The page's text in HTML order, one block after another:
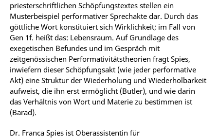
priesterschriftlichen Schöpfungstextes stellen ein
Musterbeispiel performativer Sprechakte dar. Durch das
göttliche Wort konstituiert sich Wirklichkeit; im Fall von
Gen 1f. heißt das: Lebensraum. Auf Grundlage des
exegetischen Befundes und im Gespräch mit
zeitgenössischen Performativitätstheorien fragt Spies,
inwiefern dieser Schöpfungsakt (wie jeder performative
Akt) eine Struktur der Wiederholung und Wiederholbarkeit
aufweist, die ihn erst ermöglicht (Butler), und wie darin
das Verhältnis von Wort und Materie zu bestimmen ist
(Barad).
Dr. Franca Spies ist Oberassistentin für